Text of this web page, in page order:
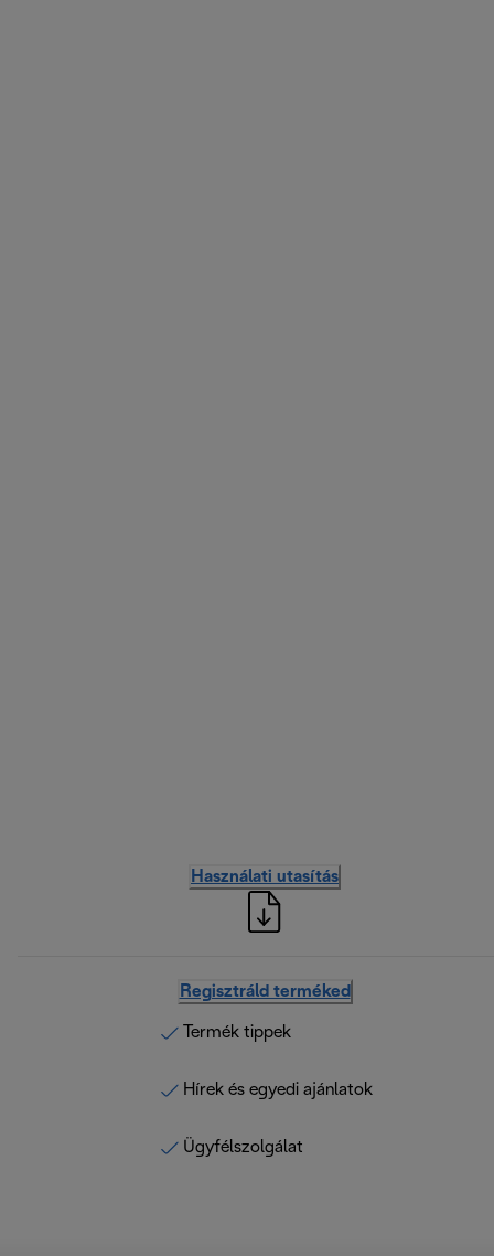
Használati utasítás
Regisztráld terméked
Termék tippek
Hírek és egyedi ajánlatok
Ügyfélszolgálat